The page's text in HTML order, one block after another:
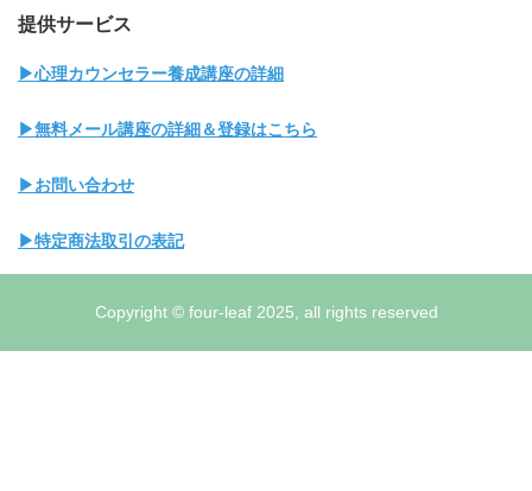
提供サービス
▶心理カウンセラー養成講座の詳細
▶無料メール講座の詳細＆登録はこちら
▶お問い合わせ
▶特定商法取引の表記
Copyright © four-leaf 2025, all rights reserved